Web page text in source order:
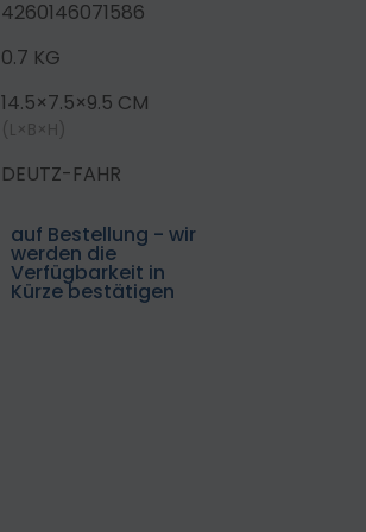
4260146071586
0.7 KG
14.5×7.5×9.5 CM
(L×B×H)
DEUTZ-FAHR
auf Bestellung - wir
werden die
Verfügbarkeit in
Kürze bestätigen